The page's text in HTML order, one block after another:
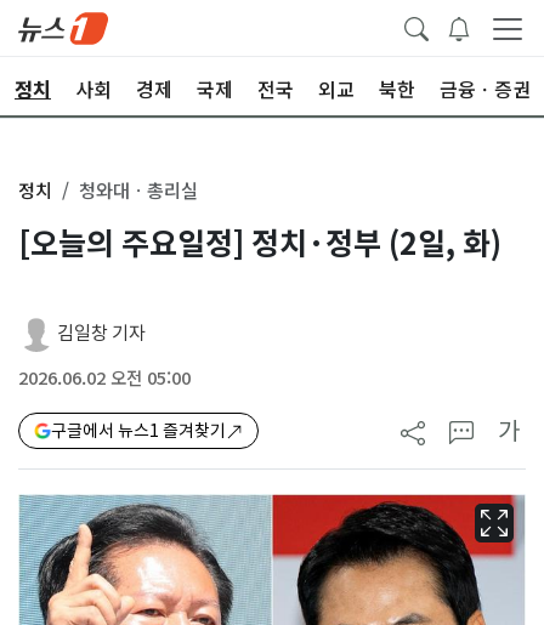
정치 사회 경제 국제 전국 외교 북한 금융ㆍ증권
정치 청와대ㆍ총리실
[오늘의 주요일정] 정치·정부 (2일, 화)
김일창 기자
2026.06.02 오전 05:00
구글에서 뉴스1 즐겨찾기 가